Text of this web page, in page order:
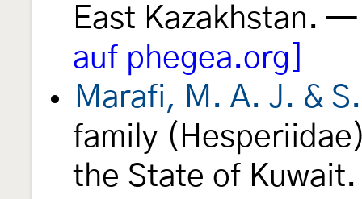
East Kazakhstan.
auf phegea.org]
Marafi, M. A. J. &
family
the State of